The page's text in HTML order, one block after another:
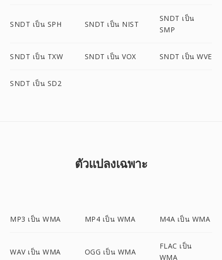
SNDT เป็น SPH SNDT เป็น NIST
SNDT เป็น
SMP
SNDT เป็น TXW SNDT เป็น VOX SNDT เป็น WVE
SNDT เป็น SD2
ตัวแปลงเฉพาะ
MP3 เป็น WMA MP4 เป็น WMA M4A เป็น WMA
WAV เป็น WMA OGG เป็น WMA
FLAC เป็น
WMA